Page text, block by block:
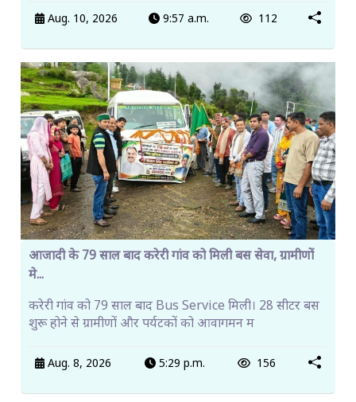
Aug. 10, 2026 9:57 a.m. 112
आजादी के 79 साल बाद करेरी गांव को मिली बस सेवा, ग्रामीणों
मे...
करेरी गांव को 79 साल बाद Bus Service मिली। 28 सीटर बस
शुरू होने से ग्रामीणों और पर्यटकों को आवागमन म
Aug. 8, 2026 5:29 p.m. 156